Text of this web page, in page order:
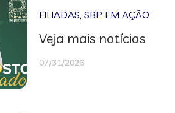
FILIADAS,SBP EM AÇÃO
Veja mais notícias
07/31/2026